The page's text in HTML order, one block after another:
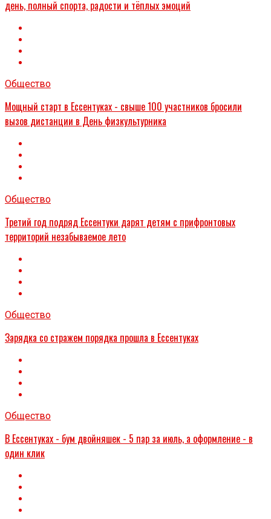
день, полный спорта, радости и тёплых эмоций
Общество
Мощный старт в Ессентуках - свыше 100 участников бросили
вызов дистанции в День физкультурника
Общество
Третий год подряд Ессентуки дарят детям с прифронтовых
территорий незабываемое лето
Общество
Зарядка со стражем порядка прошла в Ессентуках
Общество
В Ессентуках - бум двойняшек - 5 пар за июль, а оформление - в
один клик